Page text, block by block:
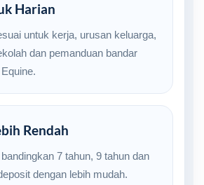
Harian
untuk kerja, urusan keluarga,
dan pemanduan bandar
Rendah
7 tahun, 9 tahun dan
dengan lebih mudah.